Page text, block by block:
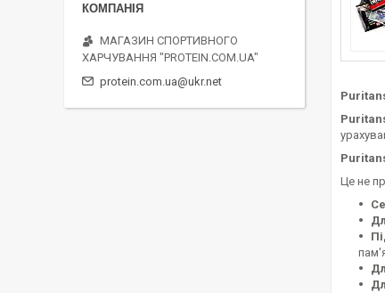
Це не
МАГАЗИН СПОРТИВНОГО
ХАРЧУВАННЯ "PROTEIN.COM.UA"
protein.com.ua@ukr.net